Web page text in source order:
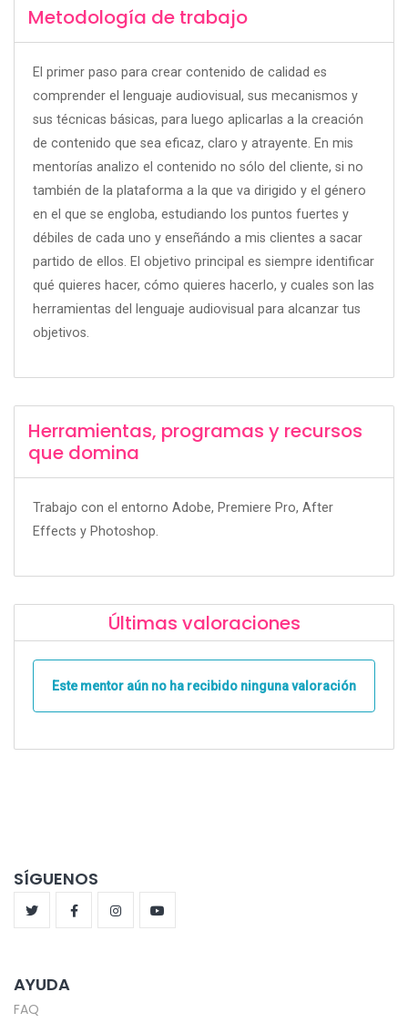
Metodología de trabajo
El primer paso para crear contenido de calidad es
comprender el lenguaje audiovisual, sus mecanismos y
sus técnicas básicas, para luego aplicarlas a la creación
de contenido que sea eficaz, claro y atrayente. En mis
mentorías analizo el contenido no sólo del cliente, si no
también de la plataforma a la que va dirigido y el género
en el que se engloba, estudiando los puntos fuertes y
débiles de cada uno y enseñándo a mis clientes a sacar
partido de ellos. El objetivo principal es siempre identificar
qué quieres hacer, cómo quieres hacerlo, y cuales son las
herramientas del lenguaje audiovisual para alcanzar tus
objetivos.
Herramientas, programas y recursos
que domina
Trabajo con el entorno Adobe, Premiere Pro, After
Effects y Photoshop.
Últimas valoraciones
Este mentor aún no ha recibido ninguna valoración
SÍGUENOS
AYUDA
FAQ